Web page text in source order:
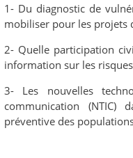
1- Du diagnostic de
mobiliser pour les projets
2- Quelle participation
information sur les
3- Les nouvelles
communication (NTIC)
préventive des